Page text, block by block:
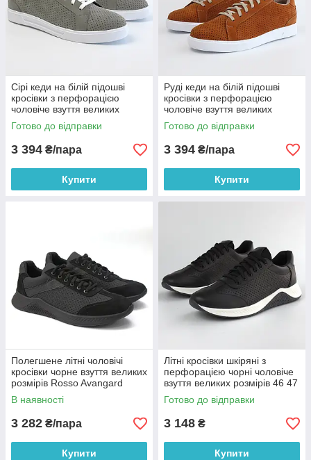
Сірі кеди на білій підошві
кросівки з перфорацією
чоловіче взуття великих
розмірів 46 47 48 49 Rosso
Avangard Puran Grey V Perf
Готово до відправки
3 394 ₴/пара
Купити
Руді кеди на білій підошві
кросівки з перфорацією
чоловіче взуття великих
розмірів 46 47 48 49 Rosso
Avangard Puran Red Perf BS
Готово до відправки
3 394 ₴/пара
Купити
Полегшене літні чоловічі
кросівки чорне взуття великих
розмірів Rosso Avangard
DolGa Run Black Mate Perf BS
В наявності
3 282 ₴/пара
Купити
Літні кросівки шкіряні з
перфорацією чорні чоловіче
взуття великих розмірів 46 47
48 49 50 Rosso Avangard
DolGa Black All Perf BS
Готово до відправки
3 148 ₴
Купити